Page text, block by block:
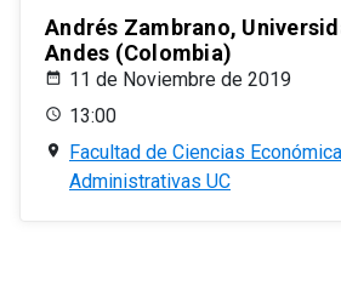
Andrés Zambrano,
Andes (Colombia)
11 de Noviembre de 2019
13:00
Facultad de Ciencias
Administrativas UC